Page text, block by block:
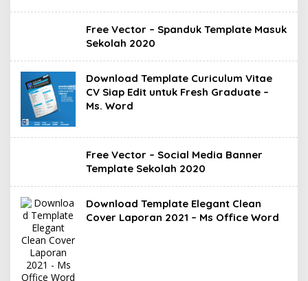
Free Vector – Spanduk Template Masuk
Sekolah 2020
Download Template Curiculum Vitae
CV Siap Edit untuk Fresh Graduate –
Ms. Word
Free Vector – Social Media Banner
Template Sekolah 2020
Download Template Elegant Clean
Cover Laporan 2021 – Ms Office Word